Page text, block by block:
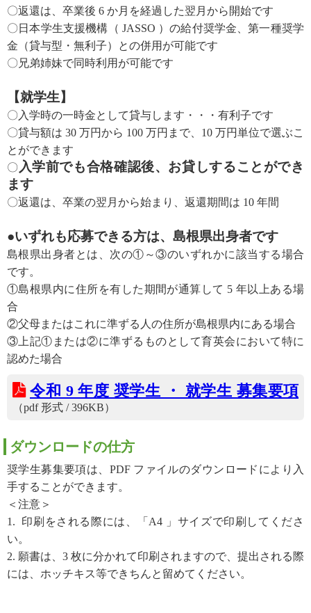
〇返還は、卒業後 6 か月を経過した翌月から開始です
〇日本学生支援機構（ JASSO ）の給付奨学金、第一種奨学
金（貸与型・無利子）との併用が可能です
〇兄弟姉妹で同時利用が可能です
【就学生】
〇入学時の一時金として貸与します・・・有利子です
〇貸与額は 30 万円から 100 万円まで、10 万円単位で選ぶこ
とができます
〇 入学前でも合格確認後、お貸しすることができ
ます
〇返還は、卒業の翌月から始まり、返還期間は 10 年間
●いずれも応募できる方は、島根県出身者です
島根県出身者とは、次の①～③のいずれかに該当する場合
です。
①島根県内に住所を有した期間が通算して 5 年以上ある場
合
②父母またはこれに準ずる人の住所が島根県内にある場合
③上記①または②に準ずるものとして育英会において特に
認めた場合
令和 9 年度 奨学生 ・ 就学生 募集要項
（pdf 形式 / 396KB）
ダウンロードの仕方
奨学生募集要項は、PDF ファイルのダウンロードにより入
手することができます。
＜注意＞
1. 印刷をされる際には、「A4 」サイズで印刷してくださ
い。
2. 願書は、3 枚に分かれて印刷されますので、提出される際
には、ホッチキス等できちんと留めてください。